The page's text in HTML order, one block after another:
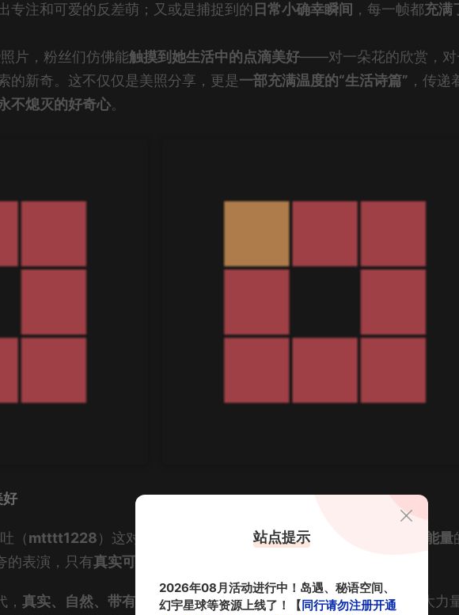
专注和可爱的反差萌；又或是捕捉到的 日常小确幸瞬间 ，每一帧都充满
片，粉丝们仿佛能触摸到她生活中的点滴美好——对一朵花的欣赏，对
的新奇。这不仅仅是美照分享，更是一部充满温度的“生活诗篇” ，传递
不熄灭的好奇心。
好
（mtttt1228）这对账号，共同构成了一个充满 纯净、美好、治愈能量
的表演，只有真实可爱的本我展现
真实、自然、带有温度的美好，拥有着穿透屏幕、直抵人心的强大力量
站点提示
2026年08月活动进行中！岛遇、秘语空间、
幻宇星球等资源上线了！【同行请勿注册开通